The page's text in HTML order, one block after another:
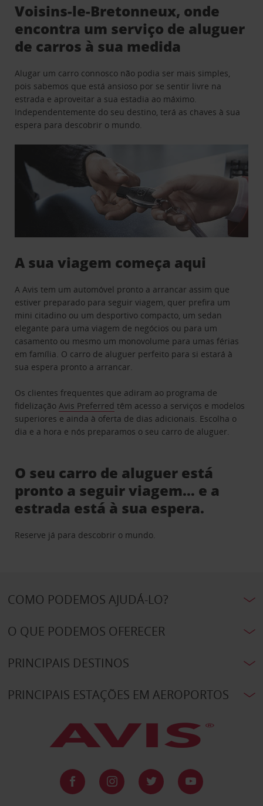
Voisins-le-Bretonneux, onde
encontra um serviço de aluguer
de carros à sua medida
Alugar um carro connosco não podia ser mais simples,
pois sabemos que está ansioso por se sentir livre na
estrada e aproveitar a sua estadia ao máximo.
Independentemente do seu destino, terá as chaves à sua
espera para descobrir o mundo.
A sua viagem começa aqui
A Avis tem um automóvel pronto a arrancar assim que
estiver preparado para seguir viagem, quer prefira um
mini citadino ou um desportivo compacto, um sedan
elegante para uma viagem de negócios ou para um
casamento ou mesmo um monovolume para umas férias
em família. O carro de aluguer perfeito para si estará à
sua espera pronto a arrancar.
Os clientes frequentes que adiram ao programa de
fidelizaçãoAvis Preferred têm acesso a serviços e modelos
superiores e ainda à oferta de dias adicionais. Escolha o
dia e a hora e nós preparamos o seu carro de aluguer.
O seu carro de aluguer está
pronto a seguir viagem… e a
estrada está à sua espera.
Reserve já para descobrir o mundo.
COMO PODEMOS AJUDÁ-LO?
O QUE PODEMOS OFERECER
PRINCIPAIS DESTINOS
PRINCIPAIS ESTAÇÕES EM AEROPORTOS